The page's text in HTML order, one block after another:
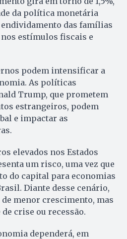
da política monetária
das famílias
estímulos fiscais e
podem intensificar a
As políticas
Trump, que prometem
estrangeiros, podem
e impactar as
elevados nos Estados
um risco, uma vez que
do capital para economias
Diante desse cenário,
de menor crescimento, mas
crise ou recessão.
dependerá, em